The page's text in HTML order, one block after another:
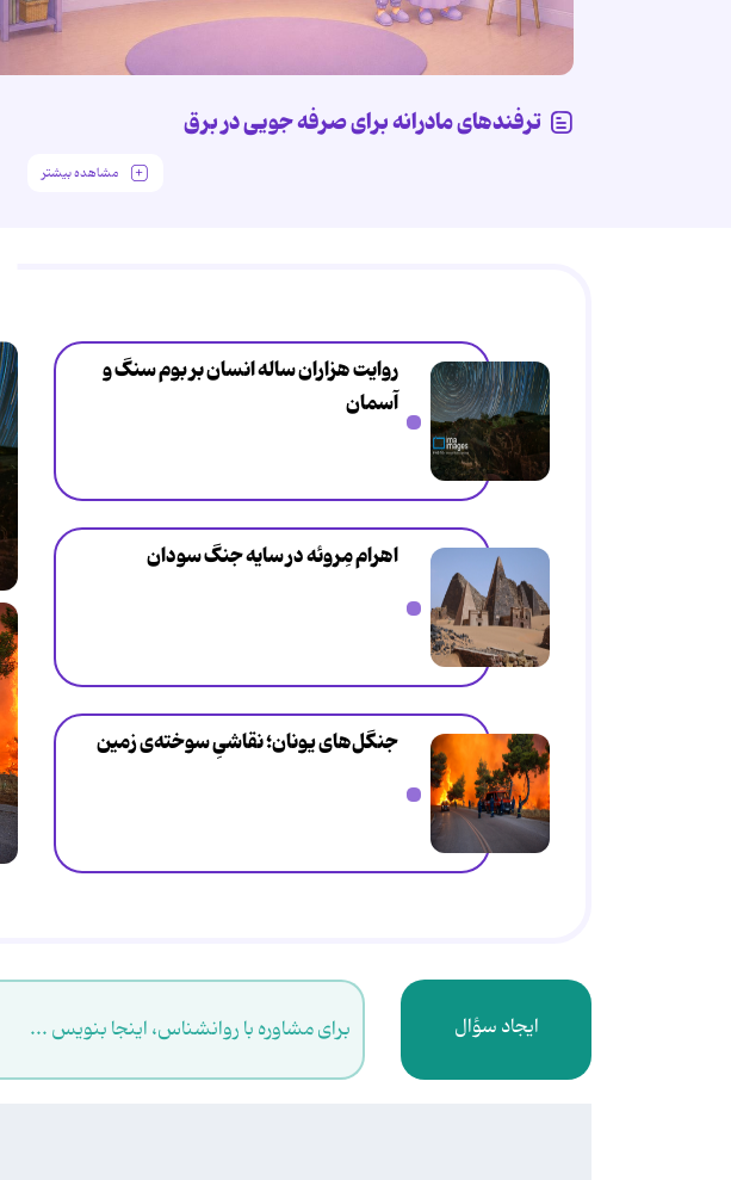
ترفندهای مادرانه برای صرفه جویی در برق
مشاهده بیشتر
روایت هزاران ساله انسان بر بوم سنگ و
آسمان
اهرام مِروئه در سایه جنگ سودان
جنگل‌های یونان؛ نقاشیِ سوخته‌ی زمین
ایجاد سؤال برای مشاوره با روانشناس، اینجا بنویس ...